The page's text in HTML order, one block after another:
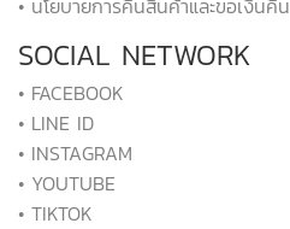
SOCIAL NETWORK
• FACEBOOK
• LINE ID
• INSTAGRAM
• YOUTUBE
• TIKTOK